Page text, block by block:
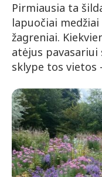
Pirmiausia ta
lapuočiai
žagreniai.
atėjus
sklype tos vietos